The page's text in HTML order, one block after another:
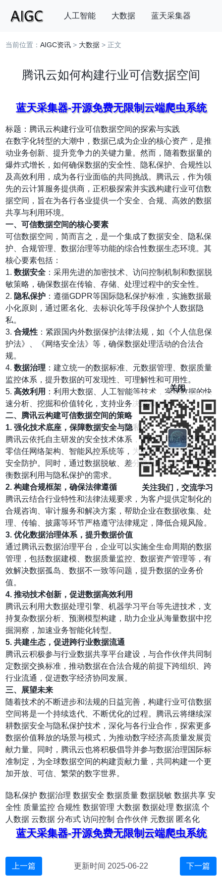
人工智能 大数据 蓝天采集器
搜索
当前位置：AIGC资讯 > 大数据 > 正文
腾讯云如何构建行业可信数据空间
蓝天采集器-开源免费无限制云端爬虫系统
标题：腾讯云构建行业可信数据空间的探索与实践
在数字化转型的大潮中，数据已成为企业的核心资产，是推
动业务创新、提升竞争力的关键力量。然而，随着数据量的
爆炸式增长，如何确保数据的安全性、隐私保护、合规性以
及高效利用，成为各行业面临的共同挑战。腾讯云，作为领
先的云计算服务提供商，正积极探索并实践构建行业可信数
据空间，旨在为各行各业提供一个安全、合规、高效的数据
共享与利用环境。
一、可信数据空间的核心要素
可信数据空间，简而言之，是一个集成了数据安全、隐私保
护、合规管理、数据治理等功能的综合性数据生态环境。其
核心要素包括：
1.数据安全 ：采用先进的加密技术、访问控制机制和数据脱
敏策略，确保数据在传输、存储、处理过程中的安全性。
2. 隐私保护 ：遵循GDPR等国际隐私保护标准，实施数据最
小化原则，通过匿名化、去标识化等手段保护个人数据隐
私。
3.合规性 ：紧跟国内外数据保护法律法规，如《个人信息保
护法》、《网络安全法》等，确保数据处理活动的合法合
规。
4.数据治理 ：建立统一的数据标准、元数据管理、数据质量
监控体系，提升数据的可发现性、可理解性和可用性。
5.高效利用 ：利用大数据、人工智能等技术，实现数据的快
速分析、挖掘和价值转化，支持业务决策和创新。
二、腾讯云构建可信数据空间的策略
1. 强化技术底座，保障数据安全与隐私
腾讯云依托自主研发的安全技术体系，如分布式加密存储、
零信任网络架构、智能风控系统等，为数据空间提供坚实的
安全防护。同时，通过数据脱敏、差分隐私等技术，有效平
衡数据利用与隐私保护的需求。
2. 构建合规框架，确保法律遵循
腾讯云结合行业特性和法律法规要求，为客户提供定制化的
合规咨询、审计服务和解决方案，帮助企业在数据收集、处
理、传输、披露等环节严格遵守法律规定，降低合规风险。
3. 优化数据治理体系，提升数据价值
通过腾讯云数据治理平台，企业可以实施全生命周期的数据
管理，包括数据建模、数据质量监控、数据资产管理等，有
效解决数据孤岛、数据不一致等问题，提升数据的业务价
值。
4. 推动技术创新，促进数据高效利用
腾讯云利用大数据处理引擎、机器学习平台等先进技术，支
持复杂数据分析、预测模型构建，助力企业从海量数据中挖
掘洞察，加速业务智能化转型。
5. 共建生态，促进跨行业数据流通
腾讯云积极参与行业数据共享平台建设，与合作伙伴共同制
定数据交换标准，推动数据在合法合规的前提下跨组织、跨
行业流通，促进数字经济协同发展。
三、展望未来
随着技术的不断进步和法规的日益完善，构建行业可信数据
空间将是一个持续迭代、不断优化的过程。腾讯云将继续深
耕数据安全与隐私保护技术，深化与各行业合作，探索更多
数据价值释放的场景与模式，为推动数字经济高质量发展贡
献力量。同时，腾讯云也将积极倡导并参与数据治理国际标
准制定，为全球数据空间的构建贡献力量，共同构建一个更
加开放、可信、繁荣的数字世界。
隐私保护 数据治理 数据安全 数据质量 数据脱敏 数据共享 安
全性 质量监控 合规性 数据管理 大数据 数据处理 数据流 个
人数据 云数据 分布式 访问控制 合作伙伴 元数据 匿名化
蓝天采集器-开源免费无限制云端爬虫系统
上一篇 更新时间 2025-06-22 下一篇
关闭
关注我们，交流学习